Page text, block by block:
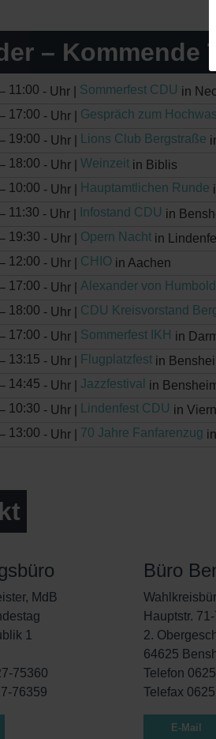
– Kommende
11:00 - Uhr | Sommerfest CDU in
17:00 - Uhr | Gespräch zum
19:00 - Uhr | Lions Club Bergstraße
18:00 - Uhr | Weinzeit in Biblis
10:00 - Uhr | Hauptamtlichen Runde
11:30 - Uhr | Infostand CDU in
19:30 - Uhr | Opern Nacht in
12:00 - Uhr | CHIO in Aachen
17:00 - Uhr | Alexander von
18:00 - Uhr | CDU Kreisvorstand
17:00 - Uhr | Sommerfest IKH in
13:15 - Uhr | Flugplatzfest in
14:45 - Uhr | Jazzfestival in
10:30 - Uhr | Lindenfest CDU in
13:00 - Uhr | 70 Jahre Fanfarenzug
MdB
1
75360
76359
Büro
Hauptstr.
2.
64625
Telefon
Telefax
E-Mail